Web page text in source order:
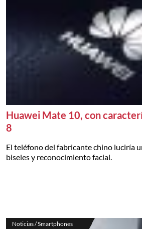
Huawei Mate 10, con
8
El teléfono del fabricante chino luciría
biseles y reconocimiento facial.
Noticias / Smartphones